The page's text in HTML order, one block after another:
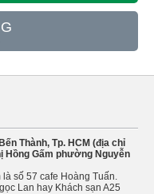
Thành, Tp. HCM (địa chỉ
Hồng Gấm phường Nguyễn
số 57 cafe Hoàng Tuấn.
Lan hay Khách sạn A25